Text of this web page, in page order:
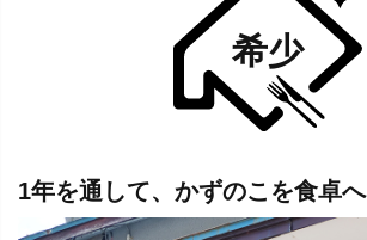
希少
1年を通して、かずのこを食卓へ